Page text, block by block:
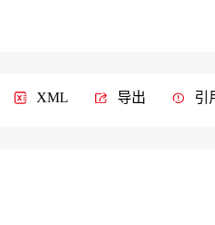
XML 导出 引